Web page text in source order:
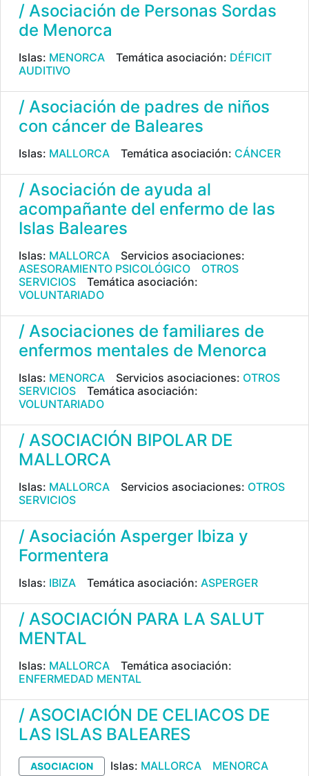
/ Asociación de Personas Sordas
de Menorca
Islas: MENORCA Temática asociación: DÉFICIT
AUDITIVO
/ Asociación de padres de niños
con cáncer de Baleares
Islas: MALLORCA Temática asociación: CÁNCER
/ Asociación de ayuda al
acompañante del enfermo de las
Islas Baleares
Islas: MALLORCA
Servicios asociaciones:
ASESORAMIENTO PSICOLÓGICO
OTROS
SERVICIOS
Temática asociación:
VOLUNTARIADO
/ Asociaciones de familiares de
enfermos mentales de Menorca
Islas: MENORCA Servicios asociaciones: OTROS
SERVICIOS
Temática asociación:
VOLUNTARIADO
/ ASOCIACIÓN BIPOLAR DE
MALLORCA
Islas: MALLORCA Servicios asociaciones: OTROS
SERVICIOS
/ Asociación Asperger Ibiza y
Formentera
Islas: IBIZA Temática asociación: ASPERGER
/ ASOCIACIÓN PARA LA SALUT
MENTAL
Islas: MALLORCA
Temática asociación:
ENFERMEDAD MENTAL
/ ASOCIACIÓN DE CELIACOS DE
LAS ISLAS BALEARES
ASOCIACION Islas: MALLORCA
MENORCA